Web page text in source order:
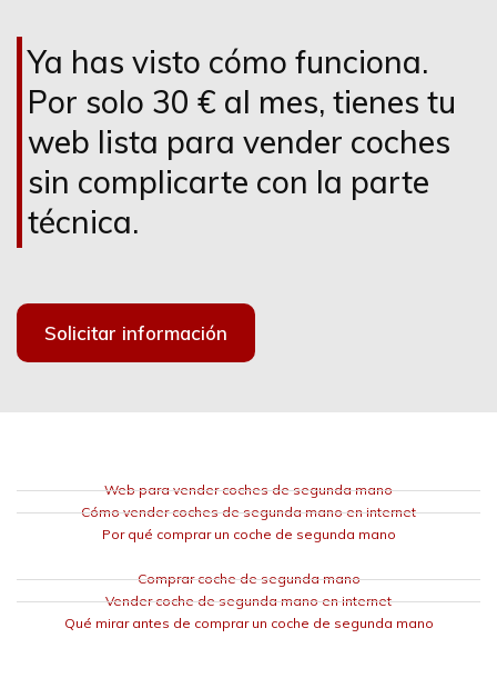
Ya has visto cómo funciona.
Por solo 30 € al mes, tienes tu
web lista para vender coches
sin complicarte con la parte
técnica.
Solicitar información
Web para vender coches de segunda mano
Cómo vender coches de segunda mano en internet
Por qué comprar un coche de segunda mano
Comprar coche de segunda mano
Vender coche de segunda mano en internet
Qué mirar antes de comprar un coche de segunda mano